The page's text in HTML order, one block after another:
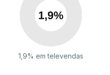
1,9% em televendas